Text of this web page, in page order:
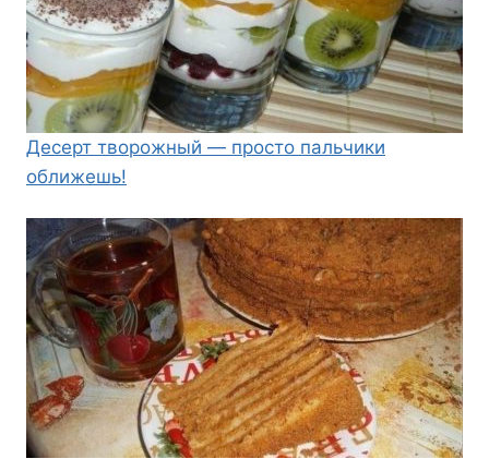
Десерт творожный — просто пальчики
оближешь!